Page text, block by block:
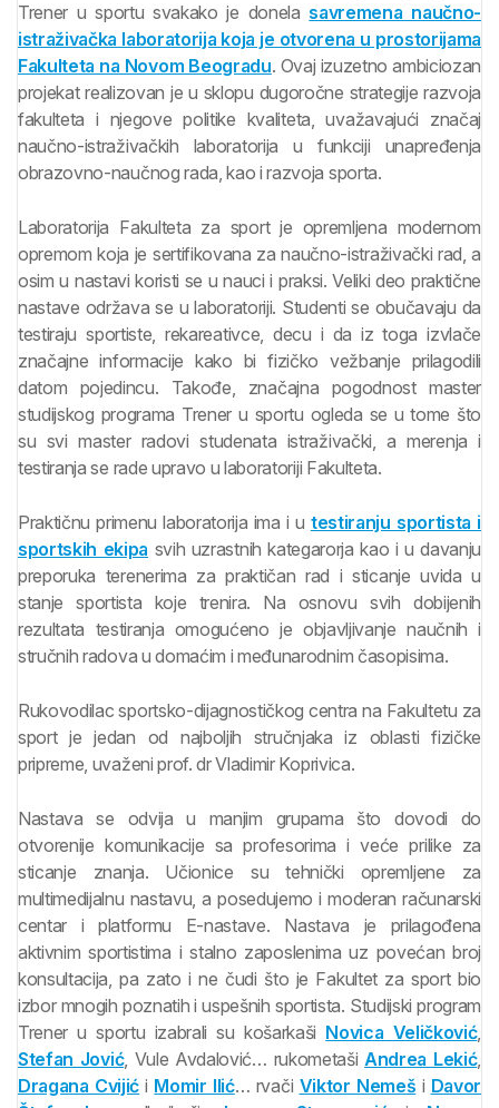
Trener u sportu svakako je donela savremena naučno-
istraživačka laboratorija koja je otvorena u prostorijama
Fakulteta na Novom Beogradu. Ovaj izuzetno ambiciozan
projekat realizovan je u sklopu dugoročne strategije razvoja
fakulteta i njegove politike kvaliteta, uvažavajući značaj
naučno-istraživačkih laboratorija u funkciji unapređenja
obrazovno-naučnog rada, kao i razvoja sporta.
Laboratorija Fakulteta za sport je opremljena modernom
opremom koja je sertifikovana za naučno-istraživački rad, a
osim u nastavi koristi se u nauci i praksi. Veliki deo praktične
nastave održava se u laboratoriji. Studenti se obučavaju da
testiraju sportiste, rekareativce, decu i da iz toga izvlače
značajne informacije kako bi fizičko vežbanje prilagodili
datom pojedincu. Takođe, značajna pogodnost master
studijskog programa Trener u sportu ogleda se u tome što
su svi master radovi studenata istraživački, a merenja i
testiranja se rade upravo u laboratoriji Fakulteta.
Praktičnu primenu laboratorija ima i u testiranju sportista i
sportskih ekipa svih uzrastnih kategarorja kao i u davanju
preporuka terenerima za praktičan rad i sticanje uvida u
stanje sportista koje trenira. Na osnovu svih dobijenih
rezultata testiranja omogućeno je objavljivanje naučnih i
stručnih radova u domaćim i međunarodnim časopisima.
Rukovodilac sportsko-dijagnostičkog centra na Fakultetu za
sport je jedan od najboljih stručnjaka iz oblasti fizičke
pripreme, uvaženi prof. dr Vladimir Koprivica.
Nastava se odvija u manjim grupama što dovodi do
otvorenije komunikacije sa profesorima i veće prilike za
sticanje znanja. Učionice su tehnički opremljene za
multimedijalnu nastavu, a posedujemo i moderan računarski
centar i platformu E-nastave. Nastava je prilagođena
aktivnim sportistima i stalno zaposlenima uz povećan broj
konsultacija, pa zato i ne čudi što je Fakultet za sport bio
izbor mnogih poznatih i uspešnih sportista. Studijski program
Trener u sportu izabrali su košarkaši Novica Veličković,
Stefan Jović, Vule Avdalović… rukometašiAndrea Lekić,
Dragana Cvijić i Momir Ilić… rvači Viktor Nemeš i Davor